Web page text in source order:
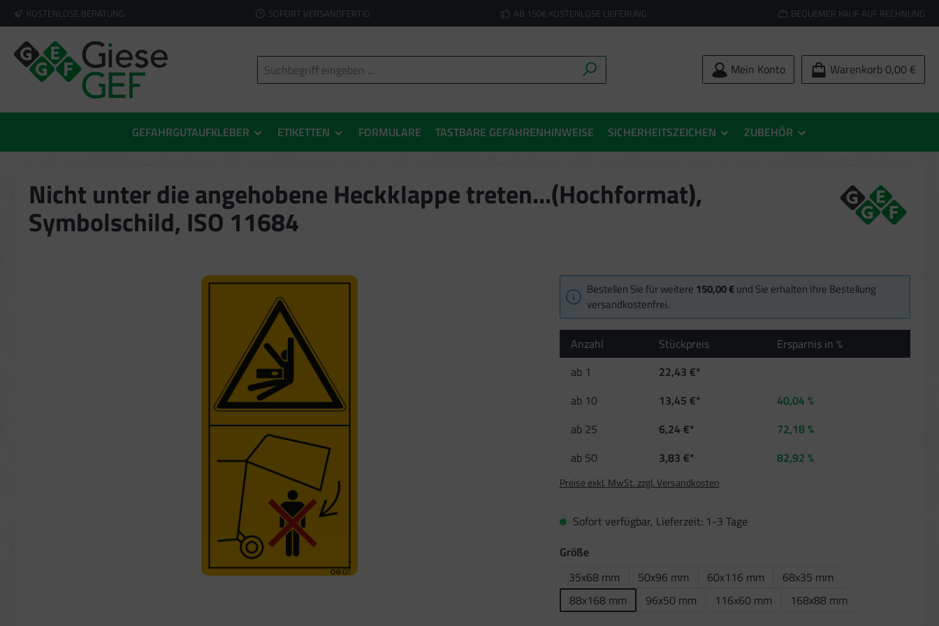
Zur Hauptnavigation springen
KOSTENLOSE BERATUNG SOFORT VERSANDFERTIG AB 150€ KOSTENLOSE LIEFERUNG BEQUEMER KAUF AUF RECHNUNG
Mein Konto Warenkorb 0,00 €
GEFAHRGUTAUFKLEBER ETIKETTEN FORMULARE TASTBARE GEFAHRENHINWEISE SICHERHEITSZEICHEN ZUBEHÖR
Nicht unter die angehobene Heckklappe treten...(Hochformat),
Symbolschild, ISO 11684
Bestellen Sie für weitere 150,00 €und Sie erhalten Ihre Bestellung
versandkostenfrei.
Anzahl Stückpreis
Ersparnis in %
ab 1
22,43 €*
ab 10 13,45 €*
40,04 %
ab 25 6,24 €*
72,18 %
ab 50 3,83 €* 82,92 %
Preise exkl. MwSt. zzgl. Versandkosten
Sofort verfügbar, Lieferzeit: 1-3 Tage
Größeauswählen
35x68 mm
50x96 mm 60x116 mm
68x35 mm
88x168 mm
96x50 mm 116x60 mm
168x88 mm